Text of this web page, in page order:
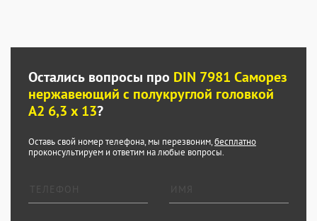
Остались вопросы про DIN 7981 Саморез
нержавеющий с полукруглой головкой
А2 6,3 x 13?
Оставь свой номер телефона, мы перезвоним,бесплатно
проконсультируем и ответим на любые вопросы.